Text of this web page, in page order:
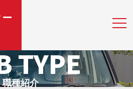
TYPE
職種紹介